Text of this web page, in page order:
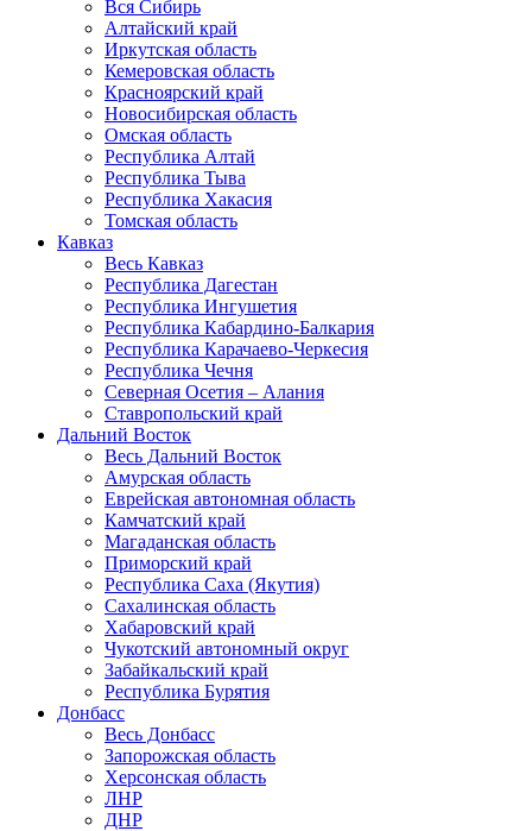
Вся Сибирь
Алтайский край
Иркутская область
Кемеровская область
Красноярский край
Новосибирская область
Омская область
Республика Алтай
Республика Тыва
Республика Хакасия
Томская область
Кавказ
Весь Кавказ
Республика Дагестан
Республика Ингушетия
Республика Кабардино-Балкария
Республика Карачаево-Черкесия
Республика Чечня
Северная Осетия – Алания
Ставропольский край
Дальний Восток
Весь Дальний Восток
Амурская область
Еврейская автономная область
Камчатский край
Магаданская область
Приморский край
Республика Саха (Якутия)
Сахалинская область
Хабаровский край
Чукотский автономный округ
Забайкальский край
Республика Бурятия
Донбасс
Весь Донбасс
Запорожская область
Херсонская область
ЛНР
ДНР